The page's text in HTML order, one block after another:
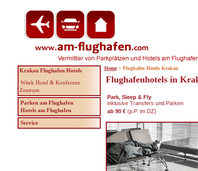
Flughafenhotels in
Park, Sleep & Fly
inklusive Transfers und Parken
ab 90 € (p.P. im DZ)
Krakau Flughafen Hotels
Witek Hotel & Konferenz
Zentrum
Parken am Flughafen
Hotels am Flughafen
Service
Home > Flughafen Hotels Krakau